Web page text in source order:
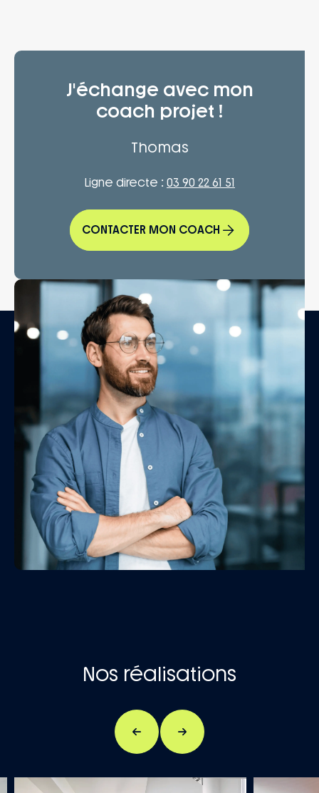
J'échange avec mon
coach projet !
Thomas
Ligne directe : 03 90 22 61 51
CONTACTER MON COACH
Nos réalisations